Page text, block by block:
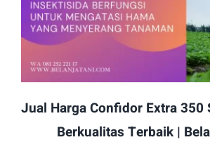
Jual Harga Confidor Extra 350
Berkualitas Terbaik |